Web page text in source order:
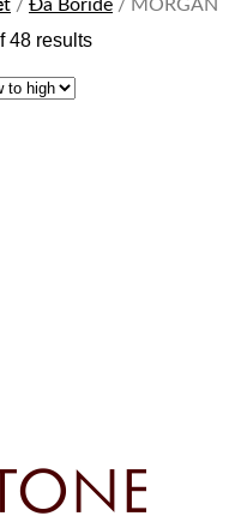
/ Đá Boride / MORGAN
48 results